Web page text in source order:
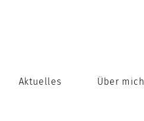
Aktuelles Über mich